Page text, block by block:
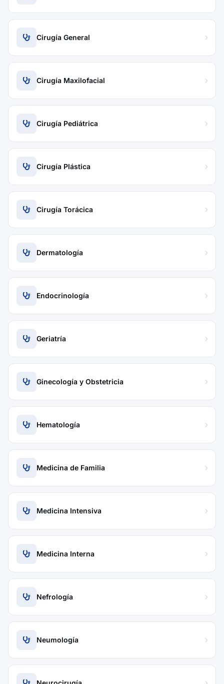
Cirugía General
Cirugía Maxilofacial
Cirugía Pediátrica
Cirugía Plástica
Cirugía Torácica
Dermatología
Endocrinología
Geriatría
Ginecología y Obstetricia
Hematología
Medicina de Familia
Medicina Intensiva
Medicina Interna
Nefrología
Neumología